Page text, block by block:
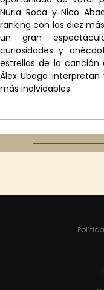
Nuria Roca y Nico
ranking con las diez
un gran
curiosidades y
estrellas de la canción
Álex Ubago
más inolvidables.